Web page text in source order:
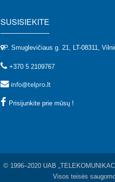
SUSISIEKITE
P. Smuglevičiaus g. 21, LT-08311,
+370 5 2109767
info@telpro.lt
Prisijunkite prie mūsų !
© 1996–2020 UAB
Visos teisės